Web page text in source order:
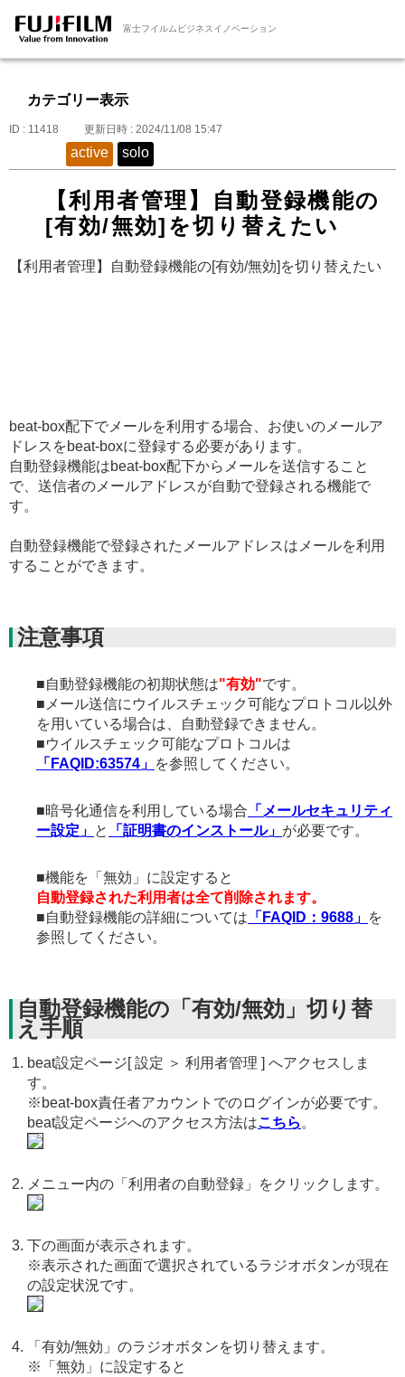
富士フイルムビジネスイノベーション
カテゴリー表示
ID : 11418 更新日時 : 2024/11/08 15:47
active solo
【利用者管理】自動登録機能の
[有効/無効]を切り替えたい
【利用者管理】自動登録機能の[有効/無効]を切り替えたい
beat-box配下でメールを利用する場合、お使いのメールア
ドレスをbeat-boxに登録する必要があります。
自動登録機能はbeat-box配下からメールを送信すること
で、送信者のメールアドレスが自動で登録される機能で
す。
自動登録機能で登録されたメールアドレスはメールを利用
することができます。
注意事項
■自動登録機能の初期状態は"有効"です。
■メール送信にウイルスチェック可能なプロトコル以外
を用いている場合は、自動登録できません。
■ウイルスチェック可能なプロトコルは
「FAQID:63574」 を参照してください。
■暗号化通信を利用している場合 「メールセキュリティ
ー設定」 と 「証明書のインストール」 が必要です。
■機能を「無効」に設定すると
自動登録された利用者は全て削除されます。
■自動登録機能の詳細については 「FAQID：9688」 を
参照してください。
自動登録機能の「有効/無効」切り替
え手順
beat設定ページ[ 設定 ＞ 利用者管理 ] へアクセスしま
す。
※beat-box責任者アカウントでのログインが必要です。
beat設定ページへのアクセス方法はこちら 。
メニュー内の「利用者の自動登録」をクリックします。
下の画面が表示されます。
※表示された画面で選択されているラジオボタンが現在
の設定状況です。
「有効/無効」のラジオボタンを切り替えます。
※「無効」に設定すると